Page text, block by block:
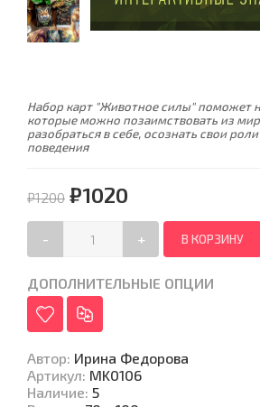
Набор карт "Животное силы" поможет
которые можно позаимствовать из
разобраться в себе, осознать свои
поведения
₽1200 ₽1020
- +
ДОПОЛНИТЕЛЬНЫЕ ОПЦИИ
Автор: Ирина Федорова
Артикул: MK0106
Наличие: 5